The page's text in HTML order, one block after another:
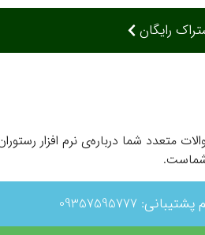
رایگان
متعدد شما درباره‌ی نرم افزار
09357595777